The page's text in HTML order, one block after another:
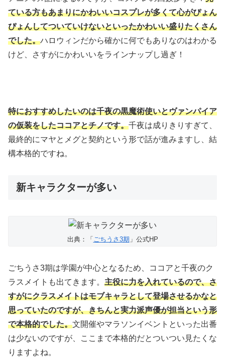
ている方もあまりにかわいいコスプレが多くて心がぴょん
ぴょんしてついていけないといったかわいい盛りたくさん
でした。ハロウィンだから確かに何でもありなのはわかる
けど、さすがにかわいいをラインナップし過ぎ！
特におすすめしたいのは千夜の黒魔術使いとヴァンパイア
の仮装をしたココアとチノです。千夜は成りきりすぎて、
最終的にマヤとメグと契約という形で話が進みますし、結
構本格的ですね。
新キャラクターが多い
出典：「 ごちうさ3期 」公式HP
ごちうさ3期は学園が中心となるため、ココアと千夜のク
ラスメイトも出てきます。 主役に力を入れているので、さ
すがにクラスメイトはモブキャラとして登場させるかなと
思っていたのですが、きちんと実力派声優が担当という形
で本格的でした。文開催やマラソンイベントといった出番
は少ないのですが、ここまで本格的だとついつい見たくな
りますよね。